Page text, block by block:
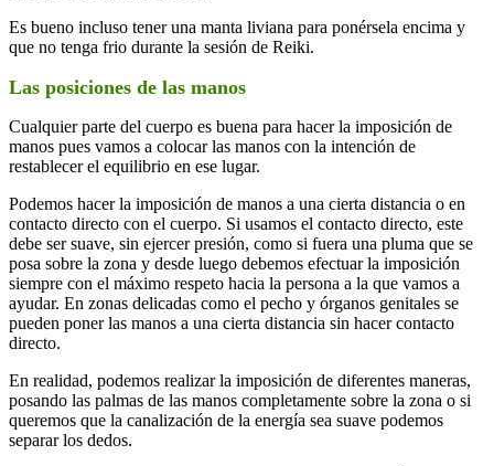
Es bueno incluso tener una manta liviana para ponérsela encima y
que no tenga frio durante la sesión de Reiki.
Las posiciones de las manos
Cualquier parte del cuerpo es buena para hacer la imposición de
manos pues vamos a colocar las manos con la intención de
restablecer el equilibrio en ese lugar.
Podemos hacer la imposición de manos a una cierta distancia o en
contacto directo con el cuerpo. Si usamos el contacto directo, este
debe ser suave, sin ejercer presión, como si fuera una pluma que se
posa sobre la zona y desde luego debemos efectuar la imposición
siempre con el máximo respeto hacia la persona a la que vamos a
ayudar. En zonas delicadas como el pecho y órganos genitales se
pueden poner las manos a una cierta distancia sin hacer contacto
directo.
En realidad, podemos realizar la imposición de diferentes maneras,
posando las palmas de las manos completamente sobre la zona o si
queremos que la canalización de la energía sea suave podemos
separar los dedos.